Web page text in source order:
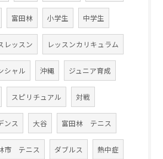
富田林 小学生 中学生
レッスン レッスンカリキュラム
シャル 沖縄 ジュニア育成
スピリチュアル 対戦
ンス 大谷 富田林 テニス
市 テニス ダブルス 熱中症